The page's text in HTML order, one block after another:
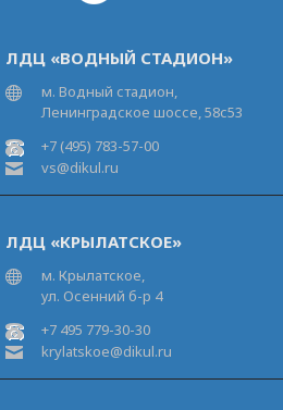
ЛДЦ «ВОДНЫЙ СТАДИОН»
м. Водный стадион,
Ленинградское шоссе, 58с53
+7 (495) 783-57-00
vs@dikul.ru
ЛДЦ «КРЫЛАТСКОЕ»
м. Крылатское,
ул. Осенний б-р 4
+7 495 779-30-30
krylatskoe@dikul.ru